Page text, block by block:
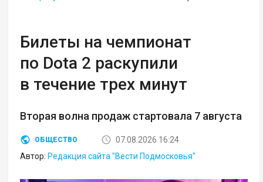
Билеты на чемпионат
по Dota 2 раскупили
в течение трех минут
Вторая волна продаж стартовала 7 августа
ОБЩЕСТВО
07.08.2026 16:24
Автор: Редакция сайта "Вести Подмосковья"